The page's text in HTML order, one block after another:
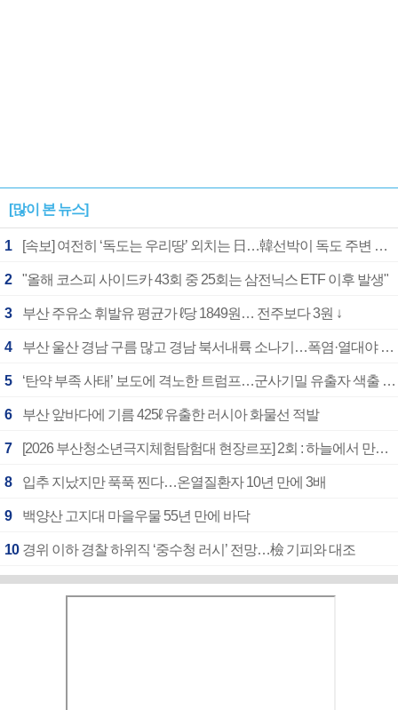
[많이 본 뉴스]
1 [속보] 여전히 ‘독도는 우리땅’ 외치는 日…韓선박이 독도 주변 해양조사 활동하자 반발
2 "올해 코스피 사이드카 43회 중 25회는 삼전닉스 ETF 이후 발생"
3 부산 주유소 휘발유 평균가 ℓ당 1849원… 전주보다 3원 ↓
4 부산 울산 경남 구름 많고 경남 북서내륙 소나기…폭염·열대야 계속
5 ‘탄약 부족 사태’ 보도에 격노한 트럼프…군사기밀 유출자 색출 지시
6 부산 앞바다에 기름 425ℓ 유출한 러시아 화물선 적발
7 [2026 부산청소년극지체험탐험대 현장르포] 2회 : 하늘에서 만난 얼음의 나라
8 입추 지났지만 푹푹 찐다…온열질환자 10년 만에 3배
9 백양산 고지대 마을우물 55년 만에 바닥
10 경위 이하 경찰 하위직 ‘중수청 러시’ 전망…檢 기피와 대조